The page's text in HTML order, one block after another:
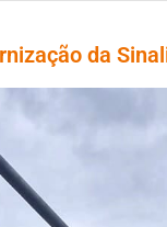
da